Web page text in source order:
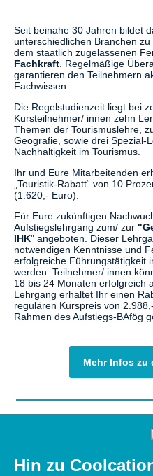
Seit beinahe 30 Jahren bildet
unterschiedlichen Branchen
dem staatlich zugelassenen
Fachkraft . Regelmäßige
garantieren den Teilnehmern
Fachwissen.
Die Regelstudienzeit liegt bei
Kursteilnehmer/ innen zehn
Themen der Tourismuslehre,
Geografie, sowie drei Spezial-
Nachhaltigkeit im Tourismus.
Ihr und Eure Mitarbeitenden
„Touristik-Rabatt“ von 10
(1.620,- Euro).
Für Eure zukünftigen
Aufstiegslehrgang zum/ zur
IHK" angeboten. Dieser
notwendigen Kenntnisse und
erfolgreiche Führungstätigkeit
werden. Teilnehmer/ innen
18 bis 24 Monaten erfolgreich
Lehrgang erhaltet Ihr einen
regulären Kurspreis von
Rahmen des Aufstiegs-BAfög
Mehr Infos zu
Hin zu